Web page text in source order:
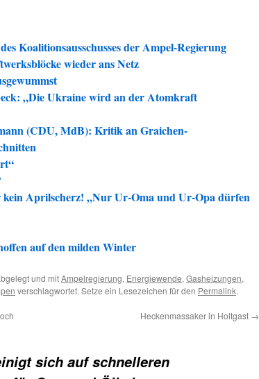
Koalitionsausschusses der Ampel-Regierung
wieder ans Netz
„Die Ukraine wird an der Atomkraft
(CDU, MdB): Kritik an Graichen-
kein Aprilscherz! „Nur Ur-Oma und Ur-Opa dürfen
auf den milden Winter
und mitAmpelregierung, Energiewende, Gasheizungen,
verschlagwortet. Setze ein Lesezeichen für den Permalink.
Heckenmassaker in Holtgast →
sich auf schnelleren